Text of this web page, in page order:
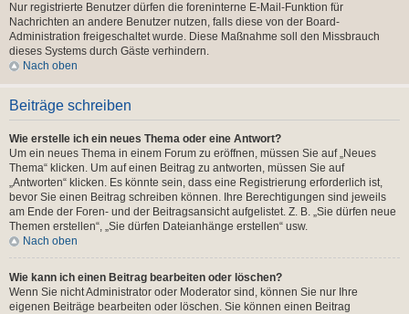
Nur registrierte Benutzer dürfen die foreninterne E-Mail-Funktion für
Nachrichten an andere Benutzer nutzen, falls diese von der Board-
Administration freigeschaltet wurde. Diese Maßnahme soll den Missbrauch
dieses Systems durch Gäste verhindern.
Nach oben
Beiträge schreiben
Wie erstelle ich ein neues Thema oder eine Antwort?
Um ein neues Thema in einem Forum zu eröffnen, müssen Sie auf „Neues
Thema“ klicken. Um auf einen Beitrag zu antworten, müssen Sie auf
„Antworten“ klicken. Es könnte sein, dass eine Registrierung erforderlich ist,
bevor Sie einen Beitrag schreiben können. Ihre Berechtigungen sind jeweils
am Ende der Foren- und der Beitragsansicht aufgelistet. Z. B. „Sie dürfen neue
Themen erstellen“, „Sie dürfen Dateianhänge erstellen“ usw.
Nach oben
Wie kann ich einen Beitrag bearbeiten oder löschen?
Wenn Sie nicht Administrator oder Moderator sind, können Sie nur Ihre
eigenen Beiträge bearbeiten oder löschen. Sie können einen Beitrag